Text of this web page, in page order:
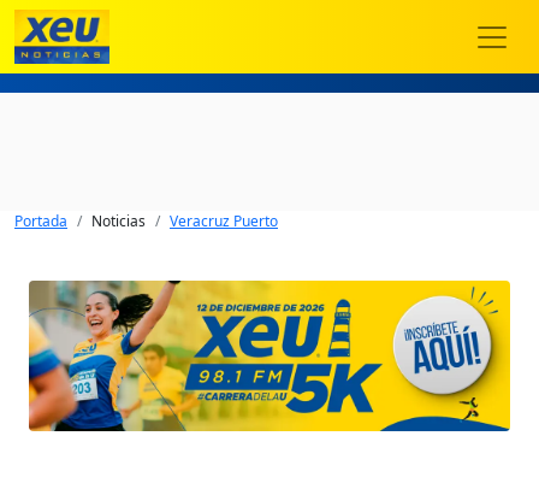
Portada Noticias Veracruz Puerto